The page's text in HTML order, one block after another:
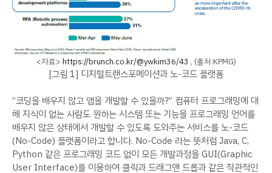
<자료> https://brunch.co.kr/@ywkim36/43 , (출처:KPMG)
[그림 1] 디지털트랜스포메이션과 노-코드 플랫폼
“코딩을 배우지 않고 앱을 개발할 수 있을까?” 컴퓨터 프로그래밍에 대
해 지식이 없는 사람도 원하는 시스템 또는 기능을 프로그래밍 언어를
배우지 않은 상태에서 개발할 수 있도록 도와주는 서비스를 노-코드
(No-Code) 플랫폼이라고 합니다. No-Code 라는 뜻처럼 Java, C,
Python 같은 프로그래밍 코드 없이 모든 개발과정을 GUI(Graphic
User Interface)를 이용하여 클릭과 드래그앤 드롭과 같은 직관적인